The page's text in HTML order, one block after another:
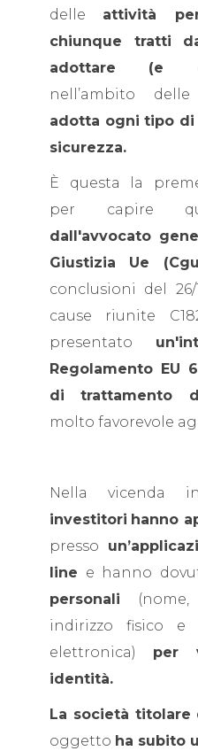
delle attività
chiunque tratti
adottare (e
nell’ambito
adotta ogni tipo di
sicurezza.
È questa la
per capire
dall'avvocato
Giustizia Ue
conclusioni del 26/
cause riunite
presentato
Regolamento EU
di trattamento
molto favorevole
Nella vicenda
investitori hanno
presso
line e hanno
personali
indirizzo fisico e
elettronica) per
identità.
La società titolare
oggetto ha subito